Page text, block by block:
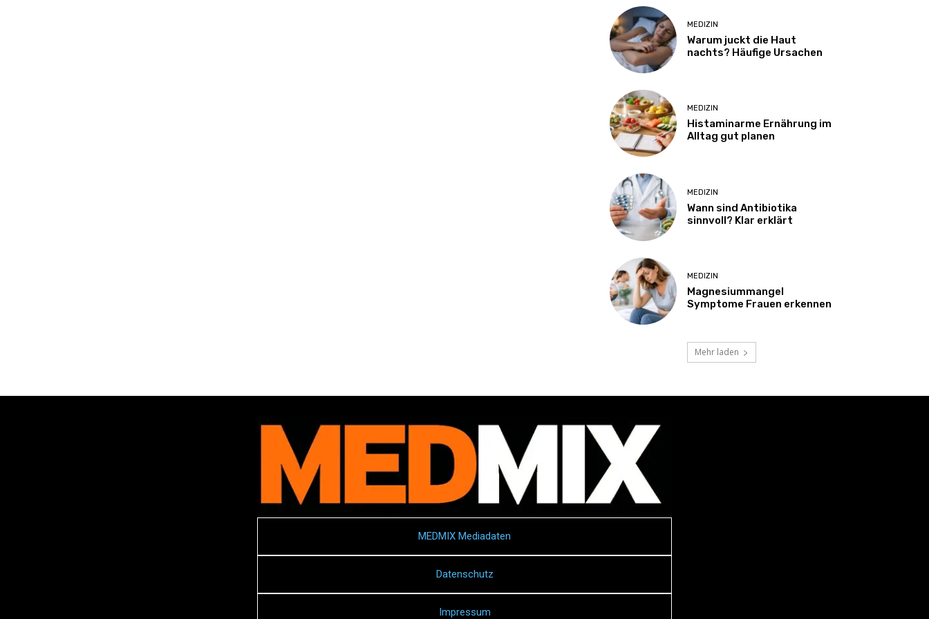
MEDIZIN
Warum juckt die Haut
nachts? Häufige Ursachen
MEDIZIN
Histaminarme Ernährung im
Alltag gut planen
MEDIZIN
Wann sind Antibiotika
sinnvoll? Klar erklärt
MEDIZIN
Magnesiummangel
Symptome Frauen erkennen
Mehr laden
MEDMIX Mediadaten
Datenschutz
Impressum